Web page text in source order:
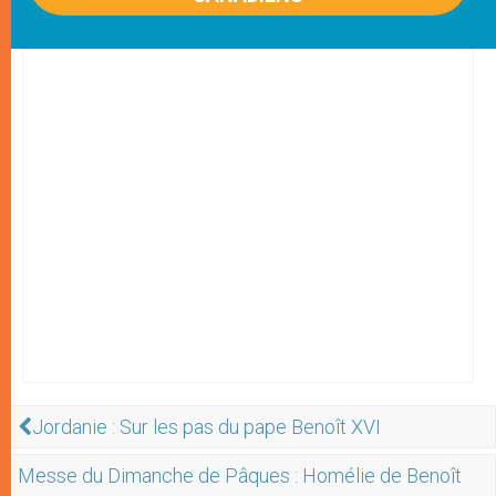
Jordanie : Sur les pas du pape Benoît XVI
Messe du Dimanche de Pâques : Homélie de Benoît